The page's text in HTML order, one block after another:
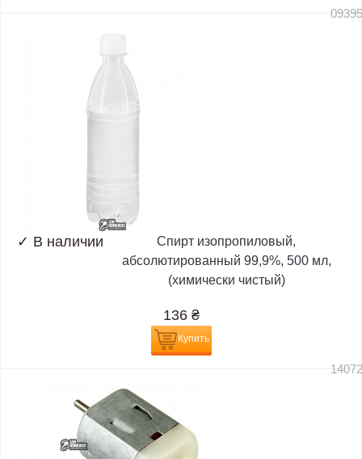
✓ В наличии
Спирт изопропиловый,
абсолютированный 99,9%, 500 мл,
(химически чистый)
136 ₴
Купить